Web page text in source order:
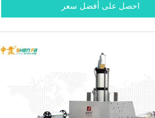
احصل على أفضل سعر